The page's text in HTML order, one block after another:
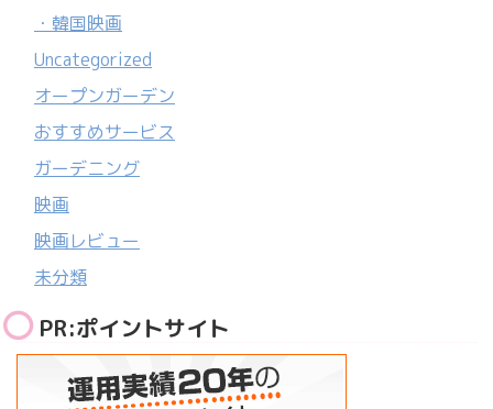
・韓国映画
Uncategorized
オープンガーデン
おすすめサービス
ガーデニング
映画
映画レビュー
未分類
PR:ポイントサイト